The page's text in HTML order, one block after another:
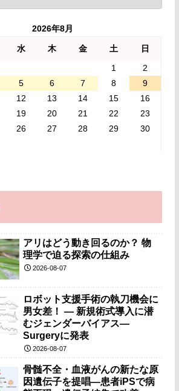
2026年8月
水 木 金 土
日
1
2
5 6 7 8
9
12 13 14 15
16
19 20 21 22
23
26 27 28 29
30
アリはどう動き回るのか？ 物
理学で迫る探索の仕組み
2026-08-07
ロボット支援手術の執刀機会に
男女差！ — 新規術式導入に潜
むジェンダーバイアス—
Surgeryに発表
2026-08-07
骨髄不全・血液がんの新たな原
因遺伝子を提唱―患者iPSで病